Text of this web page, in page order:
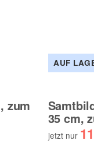
zum
AUF
35 cm,
jetzt nur